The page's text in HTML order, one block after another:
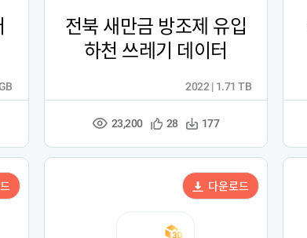
전북 새만금 방조제 유입
하천 쓰레기 데이터
조
수
23,200
관
등
록
28
다
수
177
2022 | 1.71 TB
다운로드